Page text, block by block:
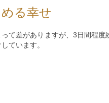
る幸せ
て差がありますが、3日間程
ています。